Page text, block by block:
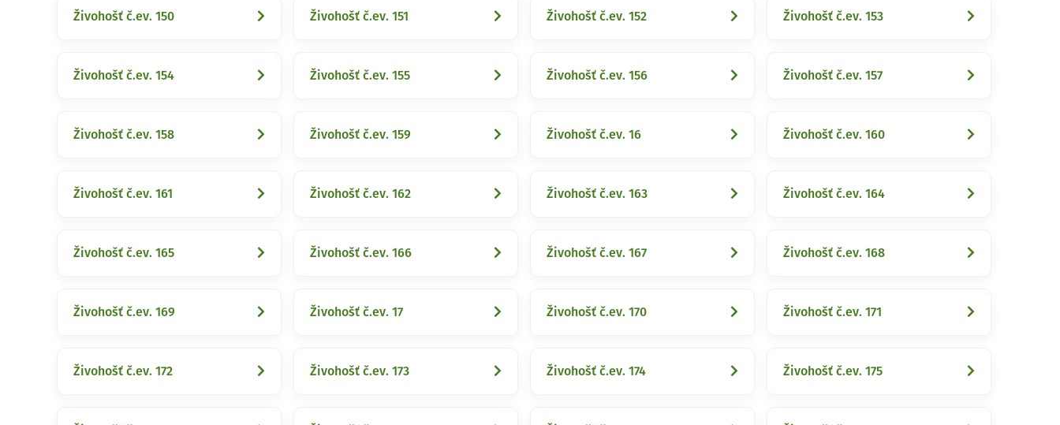
Živohošť č.ev. 150 Živohošť č.ev. 151 Živohošť č.ev. 152 Živohošť č.ev. 153
Živohošť č.ev. 154 Živohošť č.ev. 155 Živohošť č.ev. 156 Živohošť č.ev. 157
Živohošť č.ev. 158 Živohošť č.ev. 159 Živohošť č.ev. 16 Živohošť č.ev. 160
Živohošť č.ev. 161 Živohošť č.ev. 162 Živohošť č.ev. 163 Živohošť č.ev. 164
Živohošť č.ev. 165 Živohošť č.ev. 166 Živohošť č.ev. 167 Živohošť č.ev. 168
Živohošť č.ev. 169 Živohošť č.ev. 17 Živohošť č.ev. 170 Živohošť č.ev. 171
Živohošť č.ev. 172 Živohošť č.ev. 173 Živohošť č.ev. 174 Živohošť č.ev. 175